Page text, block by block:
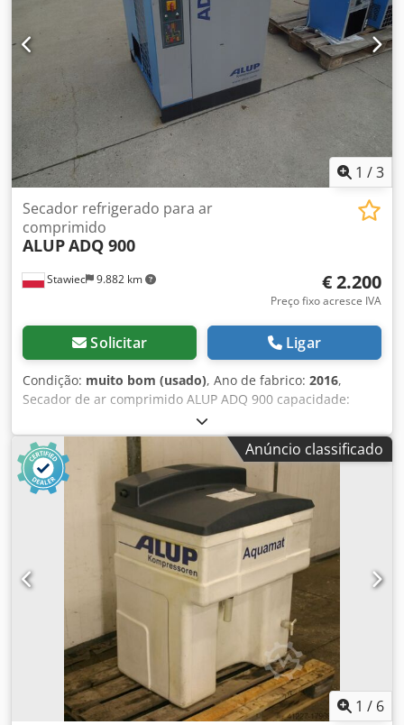
Compressor de parafuso lubrificado a óleo Refrigeração:
Refrigeração a ar, sistema de refrigeração eficiente
Acionamento: Motor IE3 eficiente, acionamento por correia
Controle: velocidade fixa Dedpfx Alohun Tzjnsck Controle:
Infologic² Unidade de controle básico Secador por
refrigerante: Montado, refrigerante R513A Tanque: 270 lt.
pintado na horizontal 11 bar Potência do motor: 5,5 kW
Pressão: 10 bar Taxa de entrega: 780 lt./min incl.
drenagem de condensado com controle de tempo
Dimensões L x L x A = 1500 x 1350 x 600 mm
1 /3
Stawiec 9.882 km
Secador refrigerado para ar
comprimido
ALUPADQ 900
€ 2.200
Preço fixo acresce IVA
Solicitar Ligar
Condição: muito bom (usado), Ano de fabrico: 2016,
Secador de ar comprimido ALUP ADQ 900 capacidade:
15.000 l/min; Dedpszm Iu Tefx Alnock ano de fabricação:
2016. preço líquido: 9.500 PLN preço bruto: 11.685 PLN
Anúncio classificado
1 / 6